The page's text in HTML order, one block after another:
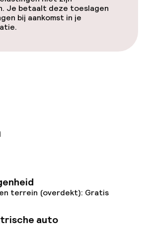
opties
Je betaalt deze toeslagen
bij aankomst in je
terrein (overdekt): Gratis
auto